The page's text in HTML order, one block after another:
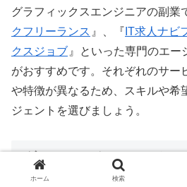
グラフィックスエンジニアの副業
クフリーランス 』、『 IT求人ナビ
クスジョブ 』といった専門のエ
がおすすめです。それぞれのサー
や特徴が異なるため、スキルや希
ジェントを選びましょう。
グラフィックスエンジニ
際のポイント
ホーム 検索